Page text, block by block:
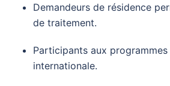
Demandeurs de résidence
de traitement.
Participants aux
internationale.